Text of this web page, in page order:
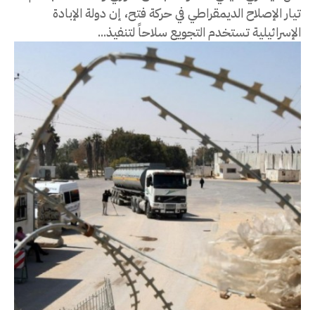
تيار الإصلاح الديمقراطي في حركة فتح، إن دولة الإبادة
الإسرائيلية تستخدم التجويع سلاحاً لتنفيذ...